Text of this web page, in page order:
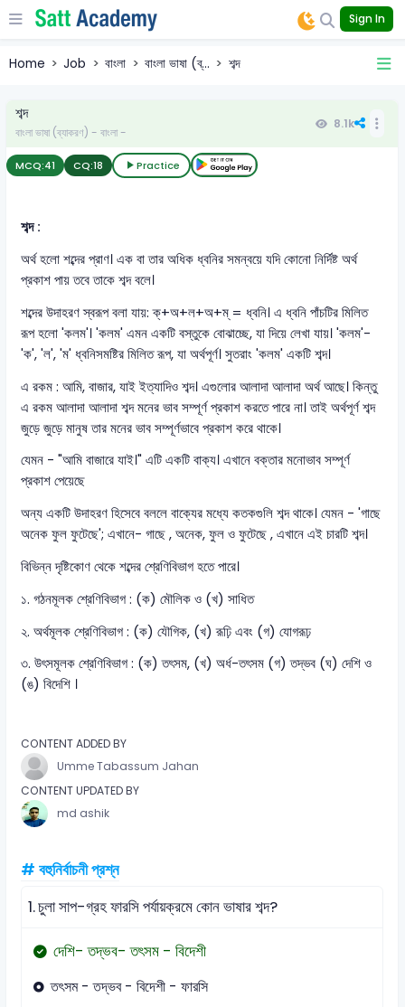
Sign In
Home Job বাংলা বাংলা ভাষা (ব্... শব্দ
শব্দ
বাংলা ভাষা (ব্যাকরণ) - বাংলা -
8.1k
MCQ:41 CQ:18 Practice
শব্দ :
অর্থ হলো শব্দের প্রাণ। এক বা তার অধিক ধ্বনির সমন্বয়ে যদি কোনো নির্দিষ্ট অর্থ
প্রকাশ পায় তবে তাকে শব্দ বলে।
শব্দের উদাহরণ স্বরূপ বলা যায়: ক্+অ+ল+অ+ম্ = ধ্বনি। এ ধ্বনি পাঁচটির মিলিত
রূপ হলো 'কলম'। 'কলম' এমন একটি বস্তুকে বোঝাচ্ছে, যা দিয়ে লেখা যায়। 'কলম'-
'ক', 'ল', 'ম' ধ্বনিসমষ্টির মিলিত রূপ, যা অর্থপূর্ণ। সুতরাং 'কলম' একটি শব্দ।
এ রকম : আমি, বাজার, যাই ইত্যাদিও শব্দ। এগুলোর আলাদা আলাদা অর্থ আছে। কিন্তু
এ রকম আলাদা আলাদা শব্দ মনের ভাব সম্পূর্ণ প্রকাশ করতে পারে না। তাই অর্থপূর্ণ শব্দ
জুড়ে জুড়ে মানুষ তার মনের ভাব সম্পূর্ণভাবে প্রকাশ করে থাকে।
যেমন - "আমি বাজারে যাই।" এটি একটি বাক্য। এখানে বক্তার মনোভাব সম্পূর্ণ
প্রকাশ পেয়েছে
অন্য একটি উদাহরণ হিসেবে বললে বাক্যের মধ্যে কতকগুলি শব্দ থাকে। যেমন - 'গাছে
অনেক ফুল ফুটেছে'; এখানে- গাছে , অনেক, ফুল ও ফুটেছে , এখানে এই চারটি শব্দ।
বিভিন্ন দৃষ্টিকোণ থেকে শব্দের শ্রেণিবিভাগ হতে পারে।
১. গঠনমূলক শ্রেণিবিভাগ : (ক) মৌলিক ও (খ) সাধিত
২. অর্থমূলক শ্রেণিবিভাগ : (ক) যৌগিক, (খ) রূঢ়ি এবং (গ) যোগরূঢ়
৩. উৎসমূলক শ্রেণিবিভাগ : (ক) তৎসম, (খ) অর্ধ-তৎসম (গ) তদ্ভব (ঘ) দেশি ও
(ঙ) বিদেশি ।
CONTENT ADDED BY
Umme Tabassum Jahan
CONTENT UPDATED BY
md ashik
# বহুনির্বাচনী প্রশ্ন
1.চুলা সাপ-গ্রহ ফারসি পর্যায়ক্রমে কোন ভাষার শব্দ?
দেশি- তদ্ভব- তৎসম - বিদেশী
তৎসম - তদ্ভব - বিদেশী - ফারসি